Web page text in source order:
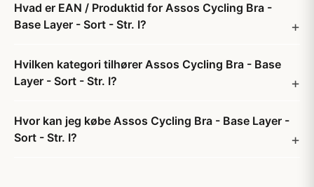
Hvad er EAN / Produktid for Assos Cycling Bra -
Base Layer - Sort - Str. I?
Hvilken kategori tilhører Assos Cycling Bra - Base
Layer - Sort - Str. I?
Hvor kan jeg købe Assos Cycling Bra - Base Layer -
Sort - Str. I?